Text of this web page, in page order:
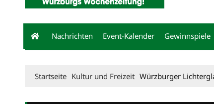
Nachrichten Event-Kalender Gewinnspiele
Startseite Kultur und Freizeit Würzburger